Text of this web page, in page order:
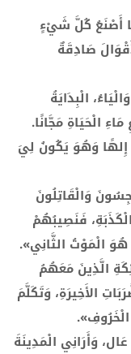
أَصْنَعُ كُلَّ شَيْءٍ
صَادِقَةٌ
الْبِدَايَةُ
الْحَيَاةِ مَجَّانًا.
وَهُوَ يَكُونُ لِيَ
وَالْقَاتِلُونَ
فَنَصِيبُهُمْ
هُوَ الْمَوْتُ الثَّانِي».
الَّذِينَ مَعَهُمُ
الأَخِيرَةِ، وَتَكَلَّمَ
وَأَرَانِي الْمَدِينَةَ